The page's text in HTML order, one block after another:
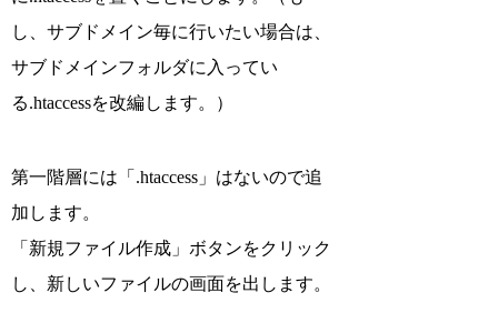
し、サブドメイン毎に行いたい場合は、
サブドメインフォルダに入ってい
る.htaccessを改編します。）
第一階層には「.htaccess」はないので追
加します。
「新規ファイル作成」ボタンをクリック
し、新しいファイルの画面を出します。